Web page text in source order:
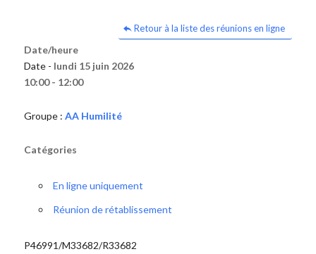
Retour à la liste des réunions en ligne
Date/heure
Date - lundi 15 juin 2026
10:00 - 12:00
Groupe : AA Humilité
Catégories
En ligne uniquement
Réunion de rétablissement
P46991/M33682/R33682